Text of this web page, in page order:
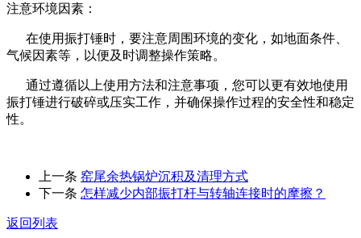
注意环境因素：
在使用振打锤时，要注意周围环境的变化，如地面条件、
气候因素等，以便及时调整操作策略。
通过遵循以上使用方法和注意事项，您可以更有效地使用
振打锤进行破碎或压实工作，并确保操作过程的安全性和稳定
性。
上一条 ​窑尾余热锅炉沉积及清理方式
下一条 ​怎样减少内部振打杆与转轴连接时的摩擦？
返回列表